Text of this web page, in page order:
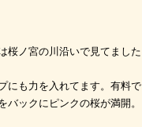
桜ノ宮の川沿いで見てました
にも力を入れてます。有料で
ックにピンクの桜が満開。